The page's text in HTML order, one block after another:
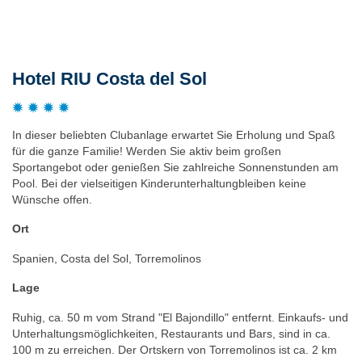
Hotel RIU Costa del Sol
In dieser beliebten Clubanlage erwartet Sie Erholung und Spaß
für die ganze Familie! Werden Sie aktiv beim großen
Sportangebot oder genießen Sie zahlreiche Sonnenstunden am
Pool. Bei der vielseitigen Kinderunterhaltungbleiben keine
Wünsche offen.
Ort
Spanien, Costa del Sol, Torremolinos
Lage
Ruhig, ca. 50 m vom Strand "El Bajondillo" entfernt. Einkaufs- und
Unterhaltungsmöglichkeiten, Restaurants und Bars, sind in ca.
100 m zu erreichen. Der Ortskern von Torremolinos ist ca. 2 km